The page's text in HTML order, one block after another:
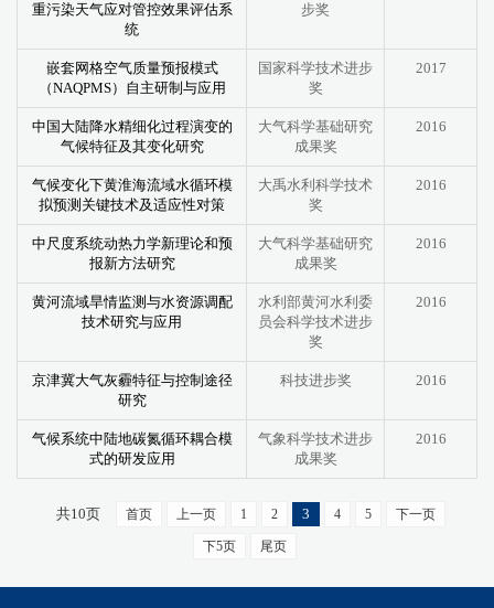
重污染天气应对管控效果评估系
统
步奖
嵌套网格空气质量预报模式
（NAQPMS）自主研制与应用
国家科学技术进步
奖
2017
中国大陆降水精细化过程演变的
气候特征及其变化研究
大气科学基础研究
成果奖
2016
气候变化下黄淮海流域水循环模
拟预测关键技术及适应性对策
大禹水利科学技术
奖
2016
中尺度系统动热力学新理论和预
报新方法研究
大气科学基础研究
成果奖
2016
黄河流域旱情监测与水资源调配
技术研究与应用
水利部黄河水利委
员会科学技术进步
奖
2016
京津冀大气灰霾特征与控制途径
研究
科技进步奖 2016
气候系统中陆地碳氮循环耦合模
式的研发应用
气象科学技术进步
成果奖
2016
共10页 首页 上一页 1 2 3 4 5 下一页
下5页 尾页